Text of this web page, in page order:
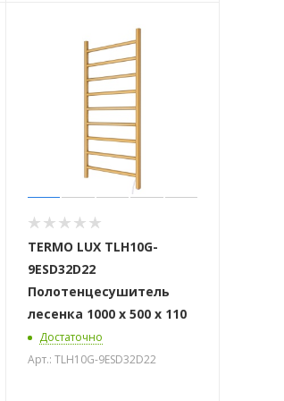
TERMO LUX TLH10G-
9ESD32D22
Полотенцесушитель
лесенка 1000 х 500 х 110
Достаточно
Арт.: TLH10G-9ESD32D22